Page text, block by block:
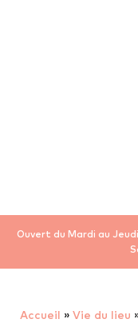
Ouvert du Mardi au
Accueil » Vie du lieu